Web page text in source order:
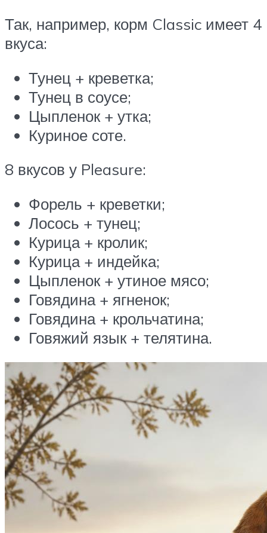
Так, например, корм Classic имеет 4
вкуса:
Тунец + креветка;
Тунец в соусе;
Цыпленок + утка;
Куриное соте.
8 вкусов у Pleasure:
Форель + креветки;
Лосось + тунец;
Курица + кролик;
Курица + индейка;
Цыпленок + утиное мясо;
Говядина + ягненок;
Говядина + крольчатина;
Говяжий язык + телятина.